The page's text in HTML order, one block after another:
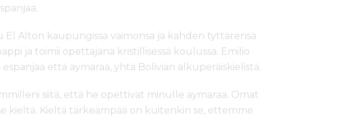
El Alton kaupungissa vaimonsa ja kahden tyttärensä
ja toimii opettajana kristillisessä koulussa. Emilio
että aymaraa, yhtä Bolivian alkuperäiskielistä.
siitä, että he opettivat minulle aymaraa. Omat
kieltä. Kieltä tärkeämpää on kuitenkin se, ettemme